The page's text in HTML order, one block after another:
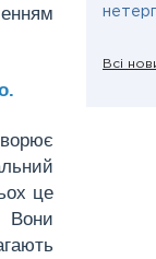
Всі
це
Вони